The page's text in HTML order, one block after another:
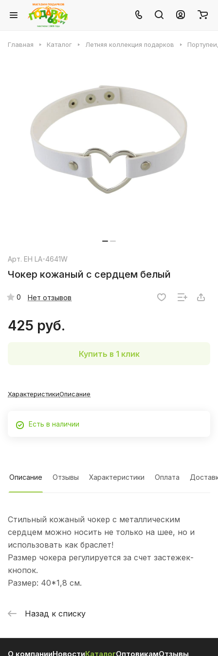
Главная Каталог Летняя коллекция подарков
Арт. EH LA-4641W
Чокер кожаный с сердцем белый
0 Нет отзывов
425 руб.
Купить в 1 клик
ХарактеристикиОписание
Есть в наличии
Описание Отзывы Характеристики Оплата
Стильный кожаный чокер с металлическим
сердцем можно носить не только на шее, но и
использовать как браслет!
Размер чокера регулируется за счет застежек-
кнопок.
Размер: 40*1,8 см.
Назад к списку
О компанииНовостиКаталогОптовикамОтзывы